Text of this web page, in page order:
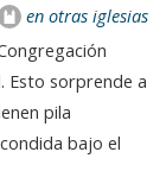
en otras iglesias
Esto sorprende a
pila
bajo el